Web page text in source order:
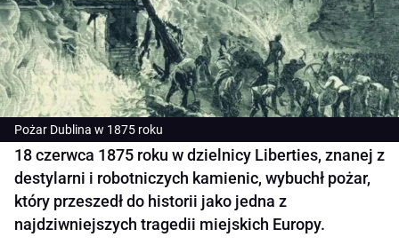
Pożar Dublina w 1875 roku
18 czerwca 1875 roku w dzielnicy Liberties, znanej z
destylarni i robotniczych kamienic, wybuchł pożar,
który przeszedł do historii jako jedna z
najdziwniejszych tragedii miejskich Europy.